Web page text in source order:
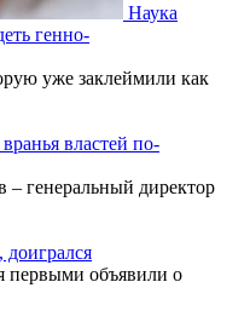
Наука
генно-
уже заклеймили как
властей по-
– генеральный директор
доигрался
первыми объявили о